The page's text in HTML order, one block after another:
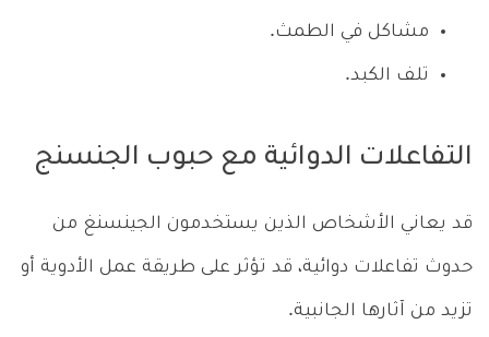
مشاكل في الطمث.
تلف الكبد.
التفاعلات الدوائية مع حبوب الجنسنج
قد يعاني الأشخاص الذين يستخدمون الجينسنغ من
حدوث تفاعلات دوائية، قد تؤثر على طريقة عمل الأدوية أو
تزيد من آثارها الجانبية.